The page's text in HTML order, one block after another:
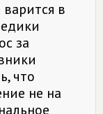
в
за
что
не на